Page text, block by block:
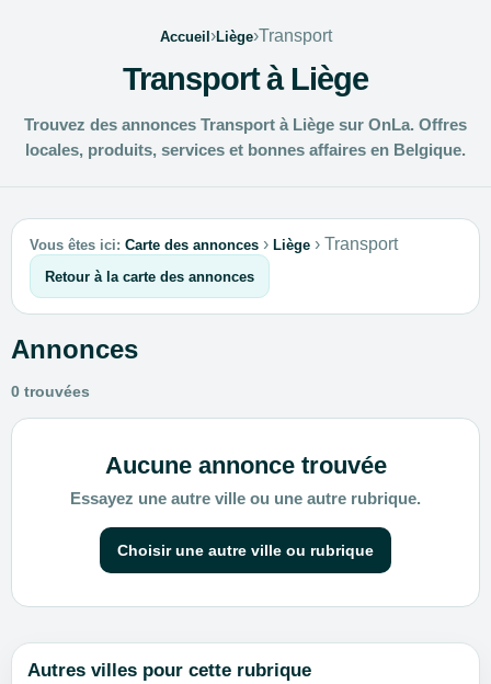
Accueil›Liège›Transport
Transport à Liège
Trouvez des annonces Transport à Liège sur OnLa. Offres
locales, produits, services et bonnes affaires en Belgique.
Vous êtes ici: Carte des annonces › Liège › Transport
Retour à la carte des annonces
Annonces
0 trouvées
Aucune annonce trouvée
Essayez une autre ville ou une autre rubrique.
Choisir une autre ville ou rubrique
Autres villes pour cette rubrique